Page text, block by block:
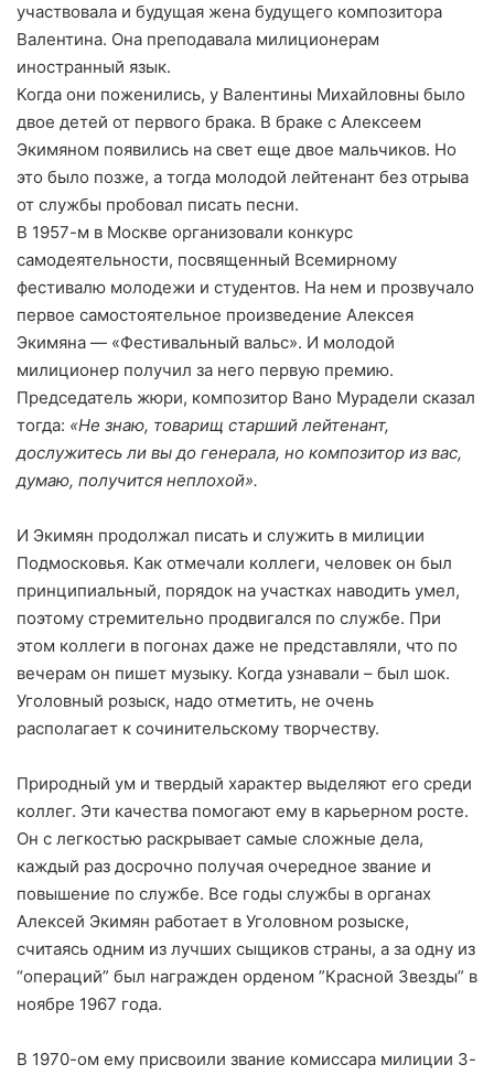
участвовала и будущая жена будущего композитора
Валентина. Она преподавала милиционерам
иностранный язык.
Когда они поженились, у Валентины Михайловны было
двое детей от первого брака. В браке с Алексеем
Экимяном появились на свет еще двое мальчиков. Но
это было позже, а тогда молодой лейтенант без отрыва
от службы пробовал писать песни.
В 1957-м в Москве организовали конкурс
самодеятельности, посвященный Всемирному
фестивалю молодежи и студентов. На нем и прозвучало
первое самостоятельное произведение Алексея
Экимяна — «Фестивальный вальс». И молодой
милиционер получил за него первую премию.
Председатель жюри, композитор Вано Мурадели сказал
тогда: «Не знаю, товарищ старший лейтенант,
дослужитесь ли вы до генерала, но композитор из вас,
думаю, получится неплохой».
И Экимян продолжал писать и служить в милиции
Подмосковья. Как отмечали коллеги, человек он был
принципиальный, порядок на участках наводить умел,
поэтому стремительно продвигался по службе. При
этом коллеги в погонах даже не представляли, что по
вечерам он пишет музыку. Когда узнавали – был шок.
Уголовный розыск, надо отметить, не очень
располагает к сочинительскому творчеству.
Природный ум и твердый характер выделяют его среди
коллег. Эти качества помогают ему в карьерном росте.
Он с легкостью раскрывает самые сложные дела,
каждый раз досрочно получая очередное звание и
повышение по службе. Все годы службы в органах
Алексей Экимян работает в Уголовном розыске,
считаясь одним из лучших сыщиков страны, а за одну из
“операций” был награжден орденом ”Красной Звезды” в
ноябре 1967 года.
В 1970-ом ему присвоили звание комиссара милиции 3-